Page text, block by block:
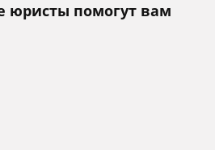
помогут вам